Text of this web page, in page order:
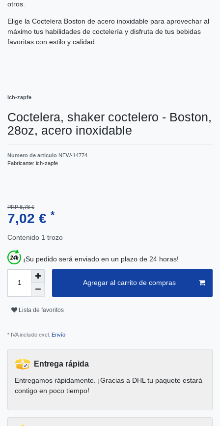
otros.
Elige la Coctelera Boston de acero inoxidable para aprovechar al
máximo tus habilidades de coctelería y disfruta de tus bebidas
favoritas con estilo y calidad.
Ich-zapfe
Coctelera, shaker coctelero - Boston,
28oz, acero inoxidable
Numero de articulo NEW-14774
Fabricante: ich-zapfe
PRP 8,78 €
7,02 € *
Contenido 1 trozo
¡Su pedido será enviado en un plazo de 24 horas!
Agregar al carrito de compras
Lista de favoritos
* IVA incluido excl. Envío
Entrega rápida
Entregamos rápidamente. ¡Gracias a DHL tu paquete estará
contigo en poco tiempo!